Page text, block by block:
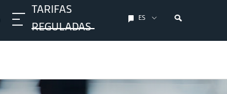
TARIFAS
REGULADAS
ES